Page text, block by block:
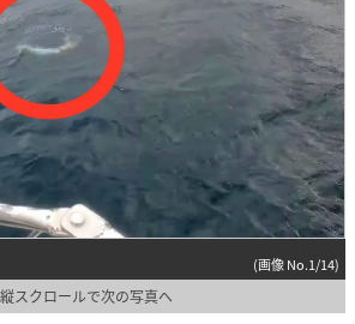
(画像 No.1/14)
縦スクロールで次の写真へ